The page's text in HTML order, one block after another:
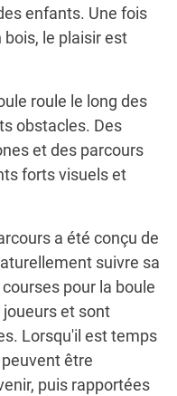
enfants. Une fois
bois, le plaisir est
roule le long des
obstacles. Des
et des parcours
forts visuels et
a été conçu de
suivre sa
pour la boule
joueurs et sont
Lorsqu'il est temps
être
puis rapportées